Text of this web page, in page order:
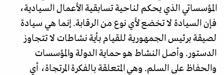
المؤسساتي الذي يحكم لناحية تسابقية الأعمال السيادية،
فإن السيادة لا تخضع لأي نوع من الرقابة. إنما هي سيادة
لصيقة برئيس الجمهورية للقيام بأية نشاطات لا تتجاوز
الدستور. وأصل النشاط هو حماية الدولة والمؤسسات
والحفاظ على السلم. وهي المتعلقة بالفكرة المرتجاة، أي